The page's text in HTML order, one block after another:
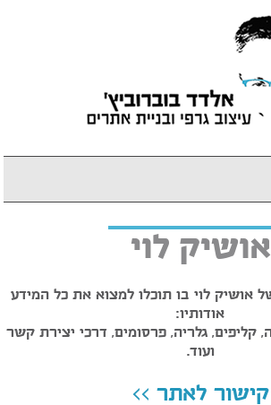
אושיק לוי
אושיק לוי בו תוכלו למצוא את כל המידע
אודותיו:
קליפים, גלריה, פרסומים, דרכי יצירת קשר
ועוד.
קישור לאתר >>